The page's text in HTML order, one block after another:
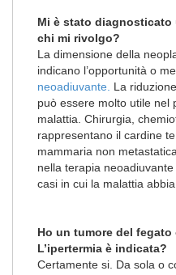
Mi è stato diagnosticato
chi mi rivolgo?
La dimensione della
indicano l’opportunità o
neoadiuvante.
La
può essere molto utile nel
malattia. Chirurgia,
rappresentano il cardine
mammaria non
nella terapia
casi in cui la malattia
Ho un tumore del
L’ipertermia è indicata?
Certamente si. Da sola o